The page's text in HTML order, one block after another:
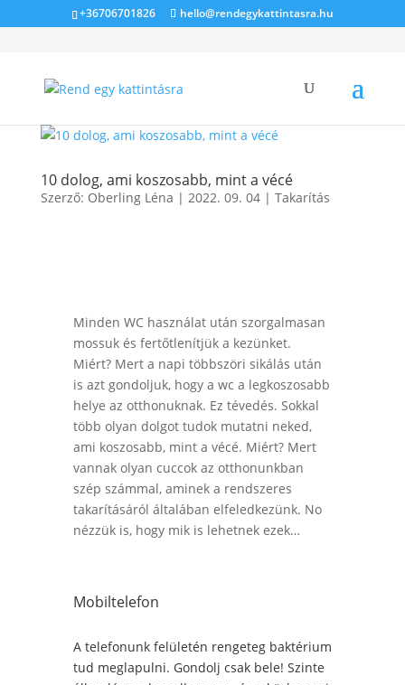
+36706701826 hello@rendegykattintasra.hu
10 dolog, ami koszosabb, mint a vécé
Szerző: Oberling Léna | 2022. 09. 04| Takarítás
Minden WC használat után szorgalmasan
mossuk és fertőtlenítjük a kezünket.
Miért? Mert a napi többszöri sikálás után
is azt gondoljuk, hogy a wc a legkoszosabb
helye az otthonuknak. Ez tévedés. Sokkal
több olyan dolgot tudok mutatni neked,
ami koszosabb, mint a vécé. Miért? Mert
vannak olyan cuccok az otthonunkban
szép számmal, aminek a rendszeres
takarításáról általában elfeledkezünk. No
nézzük is, hogy mik is lehetnek ezek…
Mobiltelefon
A telefonunk felületén rengeteg baktérium
tud meglapulni. Gondolj csak bele! Szinte